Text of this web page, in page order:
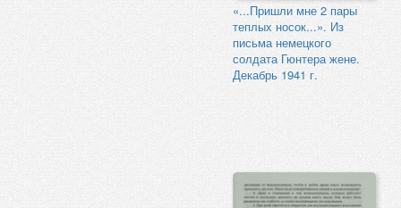
«...Пришли мне 2 пары
теплых носок...». Из
письма немецкого
солдата Гюнтера жене.
Декабрь 1941 г.